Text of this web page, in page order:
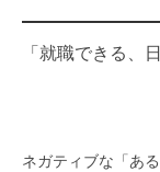
「就職できる、
ネガティブな「あ